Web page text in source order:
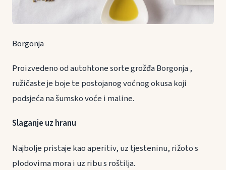
Borgonja
Proizvedeno od autohtone sorte grožđa Borgonja ,
ružičaste je boje te postojanog voćnog okusa koji
podsjeća na šumsko voće i maline.
Slaganje uz hranu
Najbolje pristaje kao aperitiv, uz tjesteninu, rižoto s
plodovima mora i uz ribu s roštilja.